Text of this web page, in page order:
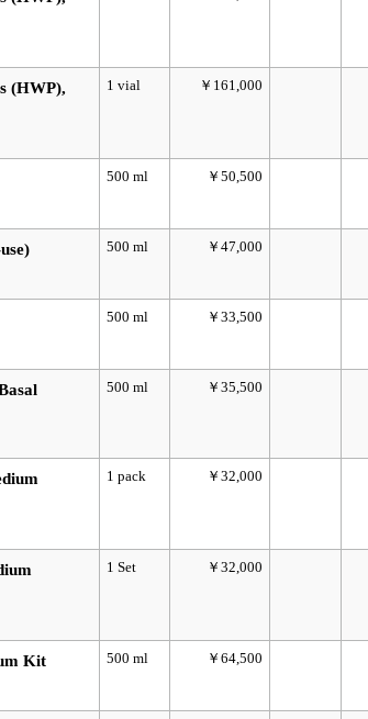
(HWP),
1 vial
￥161,000
500 ml
￥50,500
500 ml
￥47,000
500 ml
￥33,500
500 ml
￥35,500
1 pack
￥32,000
1 Set
￥32,000
Kit 500 ml
￥64,500